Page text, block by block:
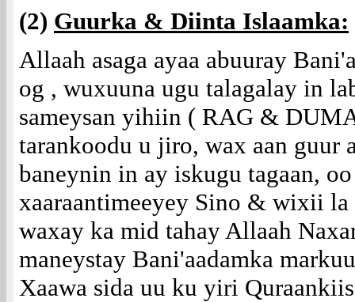
(2) Guurka & Diinta Islaamka:
Allaah asaga ayaa abuuray
og , wuxuuna ugu talagalay in
sameysan yihiin ( RAG &
tarankoodu u jiro, wax aan guur
baneynin in ay iskugu tagaan,
xaaraantimeeyey Sino & wixii la
waxay ka mid tahay Allaah
maneystay Bani'aadamka
Xaawa sida uu ku yiri